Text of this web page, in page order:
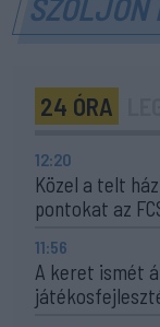
24 ÓRA
12:20
Közel a telt
pontokat az
11:56
A keret ismét